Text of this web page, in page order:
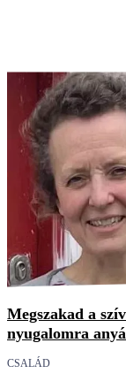
Megszakad a
nyugalomra
CSALÁD